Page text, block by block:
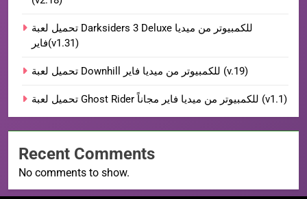
تحميل لعبة Darksiders 3 Deluxe للكمبيوتر من ميديا
فاير(v1.31)
تحميل لعبة Downhill للكمبيوتر من ميديا فاير (v.19)
تحميل لعبة Ghost Rider للكمبيوتر من ميديا فاير مجاناً (v1.1)
Recent Comments
No comments to show.